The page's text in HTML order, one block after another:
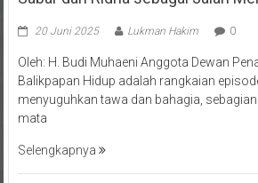
Balikpapan Hidup adalah rangkaian
menyuguhkan tawa dan bahagia, sebagian
mata